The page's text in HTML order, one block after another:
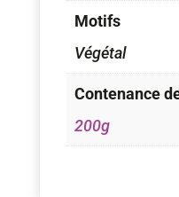
Motifs
Végétal
Contenance
200g